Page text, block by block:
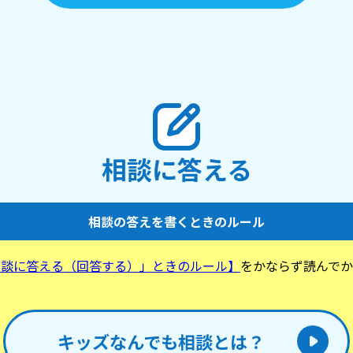
相談に答える
相談の答えを書くときのルール
に答える（回答する）」ときのルール】 をかならず読んで
キッズなんでも相談とは？